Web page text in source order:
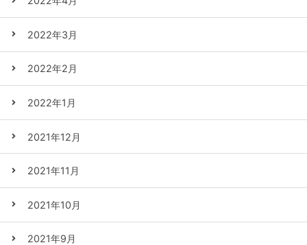
2022年3月
2022年2月
2022年1月
2021年12月
2021年11月
2021年10月
2021年9月